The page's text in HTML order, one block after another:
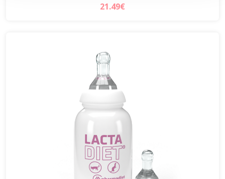
21.49€